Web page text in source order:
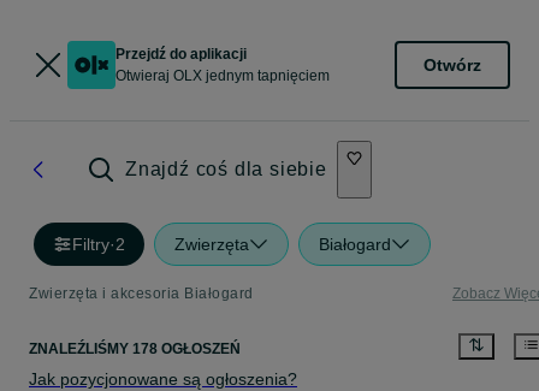
Przejdź do aplikacji
Otwieraj OLX jednym tapnięciem
Otwórz
Znajdź coś dla siebie
Filtry·2 Zwierzęta Białogard
Zwierzęta i akcesoria Białogard Zobacz
ZNALEŹLIŚMY 178 OGŁOSZEŃ
Jak pozycjonowane są ogłoszenia?